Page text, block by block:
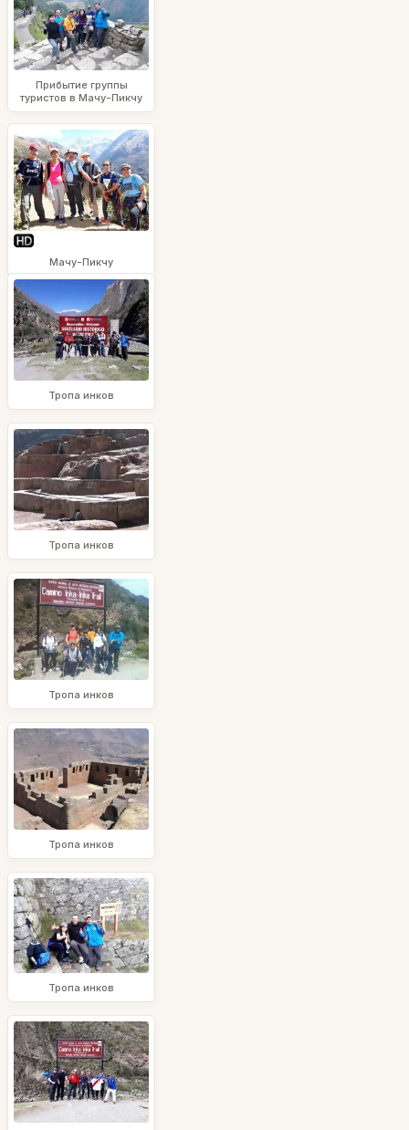
Прибытие группы
туристов в Мачу-Пикчу
Мачу-Пикчу
Тропа инков
Тропа инков
Тропа инков
Тропа инков
Тропа инков